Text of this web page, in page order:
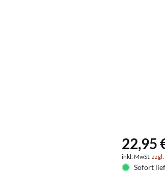
22,95
inkl. MwSt.
Sofort